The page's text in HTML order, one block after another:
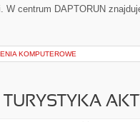
W centrum DAPTORUN
KOMPUTEROWE